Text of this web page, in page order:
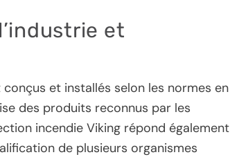
et
et installés selon les normes en
des produits reconnus par les
incendie Viking répond également
de plusieurs organismes